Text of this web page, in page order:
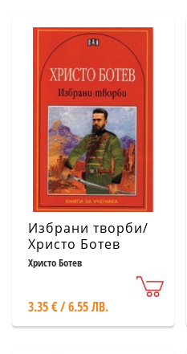
Избрани творби/
Христо Ботев
Христо Ботев
3.35 € / 6.55 ЛВ.